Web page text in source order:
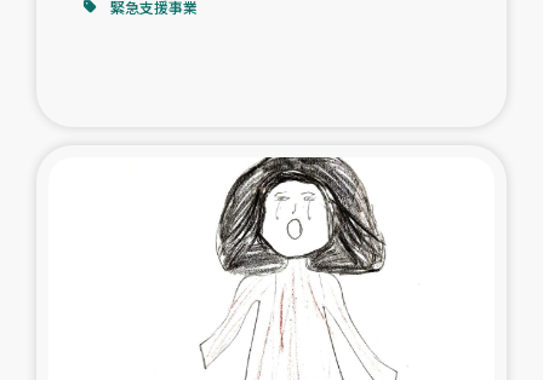
ガザ地区酪農を通した女性グループの生計支援
ふりかけ普及と食生活改善による栄養改善事業
フェアトレード事業
緊急支援事業
緊急支援事業